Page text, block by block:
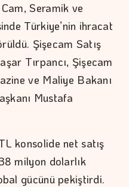
Seramik ve
Türkiye’nin ihracat
Şişecam Satış
Tırpancı, Şişecam
ve Maliye Bakanı
Mustafa
konsolide net satış
milyon dolarlık
gücünü pekiştirdi.